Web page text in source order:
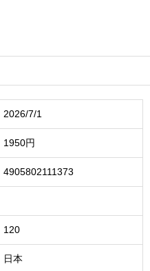
2026/7/1
1950円
4905802111373
120
日本